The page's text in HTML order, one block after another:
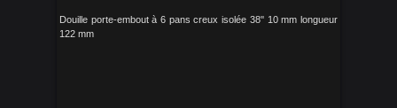
Douille porte-embout à 6 pans creux isolée 38'' 10 mm longueur
122 mm